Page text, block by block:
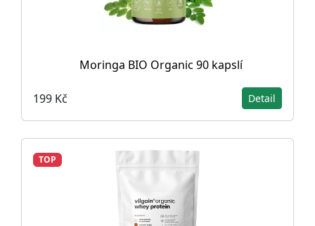
Moringa BIO Organic 90 kapslí
199 Kč Detail
TOP